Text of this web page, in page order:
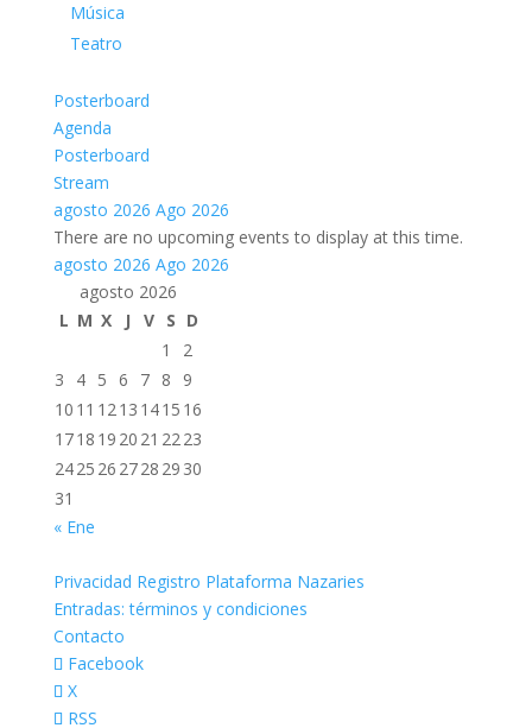
Música
Teatro
Posterboard
Agenda
Posterboard
Stream
agosto 2026 Ago 2026
There are no upcoming events to display at this time.
agosto 2026 Ago 2026
agosto 2026
L M X J V S D
1
2
3
4 5 6 7 8
9
10 11 1213 1415 16
1718 19 20 21 2223
2425 26 2728 29 30
31
« Ene
Privacidad Registro Plataforma Nazaries
Entradas: términos y condiciones
Contacto
Facebook
X
RSS